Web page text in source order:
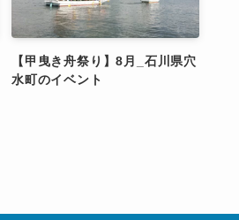
【甲曳き舟祭り】8月_石川県穴
水町のイベント